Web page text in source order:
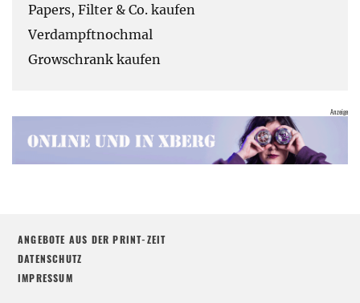
Papers, Filter & Co. kaufen
Verdampftnochmal
Growschrank kaufen
ANGEBOTE AUS DER PRINT-ZEIT
DATENSCHUTZ
IMPRESSUM